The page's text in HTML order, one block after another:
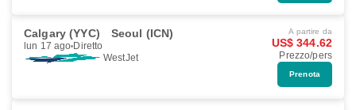
Calgary (YYC) Seoul (ICN)
lun 17 ago Diretto
WestJet
A partire da
US$ 344.62
Prezzo/pers
Prenota